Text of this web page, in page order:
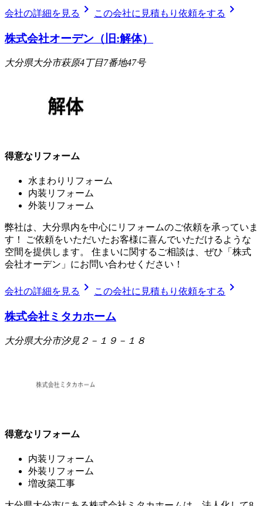
会社の詳細を見る chevron_right この会社に見積もり依頼をする chevron_right
株式会社オーデン（旧:解体）
大分県大分市萩原4丁目7番地47号
得意なリフォーム
水まわりリフォーム
内装リフォーム
外装リフォーム
弊社は、大分県内を中心にリフォームのご依頼を承っていま
す！ ご依頼をいただいたお客様に喜んでいただけるような
空間を提供します。 住まいに関するご相談は、ぜひ「株式
会社オーデン」にお問い合わせください！
会社の詳細を見る chevron_right この会社に見積もり依頼をする chevron_right
株式会社ミタカホーム
大分県大分市汐見２－１９－１８
得意なリフォーム
内装リフォーム
外装リフォーム
増改築工事